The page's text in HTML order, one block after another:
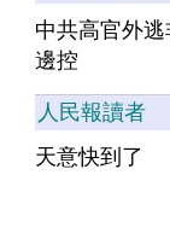
中共高官外
邊控
人民報讀者
天意快到了